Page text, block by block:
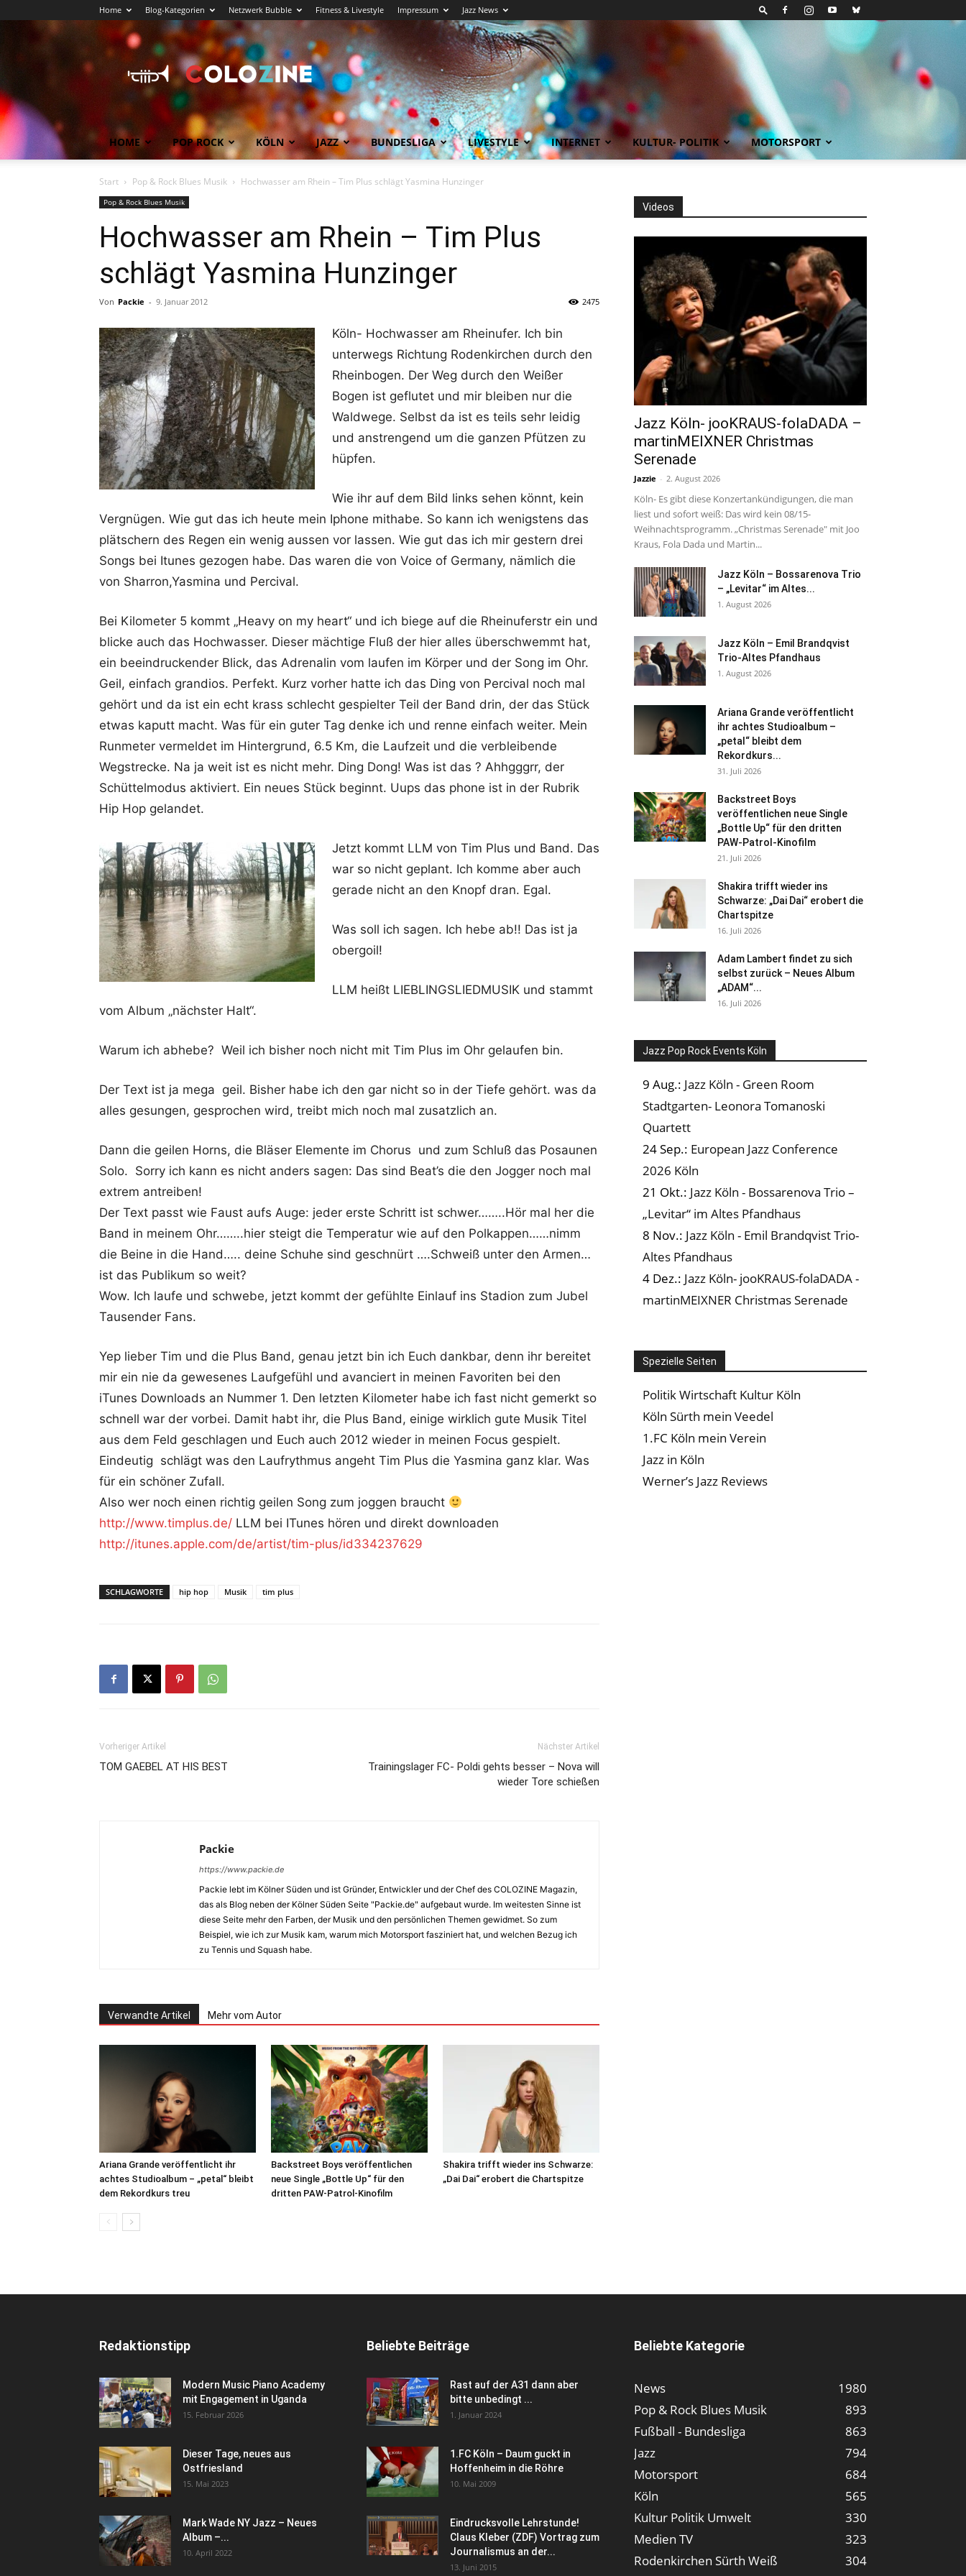
Home Blog-Kategorien Netzwerk Bubble Fitness & Livestyle Impressum Jazz News
Köln
News
COLOZINE
Magazin
HOME POP ROCK KÖLN JAZZ BUNDESLIGA LIVESTYLE INTERNET KULTUR- POLITIK MOTORSPORT
Start Pop & Rock Blues Musik Hochwasser am Rhein – Tim Plus schlägt Yasmina Hunzinger
Pop & Rock Blues Musik
Hochwasser am Rhein – Tim Plus
schlägt Yasmina Hunzinger
Von Packie - 9. Januar 2012 2475
Köln- Hochwasser am Rheinufer. Ich bin
unterwegs Richtung Rodenkirchen durch den
Rheinbogen. Der Weg durch den Weißer
Bogen ist geflutet und mir bleiben nur die
Waldwege. Selbst da ist es teils sehr leidig
und anstrengend um die ganzen Pfützen zu
hüpfen.
Wie ihr auf dem Bild links sehen könnt, kein
Vergnügen. Wie gut das ich heute mein Iphone mithabe. So kann ich wenigstens das
plätschern des Regen ein wenig aussen vor lassen. Wie gut das ich mir gestern drei
Songs bei Itunes gezogen habe. Das waren die von Voice of Germany, nämlich die
von Sharron,Yasmina und Percival.
Bei Kilometer 5 kommt „Heavy on my heart“ und ich biege auf die Rheinuferstr ein und
blicke auch das Hochwasser. Dieser mächtige Fluß der hier alles überschwemmt hat,
ein beeindruckender Blick, das Adrenalin vom laufen im Körper und der Song im Ohr.
Geil, einfach grandios. Perfekt. Kurz vorher hatte ich das Ding von Percival noch mal
gehört und da ist ein echt krass schlecht gespielter Teil der Band drin, der das Stück
etwas kaputt macht. Was für ein guter Tag denke ich und renne einfach weiter. Mein
Runmeter vermeldet im Hintergrund, 6.5 Km, die Laufzeit und die verbleibende
Wegstrecke. Na ja weit ist es nicht mehr. Ding Dong! Was ist das ? Ahhgggrr, der
Schüttelmodus aktiviert. Ein neues Stück beginnt. Uups das phone ist in der Rubrik
Hip Hop gelandet.
Jetzt kommt LLM von Tim Plus und Band. Das
war so nicht geplant. Ich komme aber auch
gerade nicht an den Knopf dran. Egal.
Was soll ich sagen. Ich hebe ab!! Das ist ja
obergoil!
LLM heißt LIEBLINGSLIEDMUSIK und stammt
vom Album „nächster Halt“.
Warum ich abhebe? Weil ich bisher noch nicht mit Tim Plus im Ohr gelaufen bin.
Der Text ist ja mega geil. Bisher habe ich den gar nicht so in der Tiefe gehört. was da
alles gesungen, gesprochen wird, treibt mich noch mal zusatzlich an.
Dann die geilen Horns, die Bläser Elemente im Chorus und zum Schluß das Posaunen
Solo. Sorry ich kann es nicht anders sagen: Das sind Beat’s die den Jogger noch mal
extrem antreiben!
Der Text passt wie Faust aufs Auge: jeder erste Schritt ist schwer……..Hör mal her die
Band in meinem Ohr……..hier steigt die Temperatur wie auf den Polkappen……nimm
die Beine in die Hand….. deine Schuhe sind geschnürt ….Schweiß unter den Armen…
ist das Publikum so weit?
Wow. Ich laufe und schwebe, jetzt kommt der gefühlte Einlauf ins Stadion zum Jubel
Tausender Fans.
Yep lieber Tim und die Plus Band, genau jetzt bin ich Euch dankbar, denn ihr bereitet
mir ein nie da gewesenes Laufgefühl und avanciert in meinen Favoriten bei den
iTunes Downloads an Nummer 1. Den letzten Kilometer habe ich fast nicht gemerkt so
schnell war der vorbei. Damit habt ihr, die Plus Band, einige wirklich gute Musik Titel
aus dem Feld geschlagen und Euch auch 2012 wieder in meinen Focus gespielt.
Eindeutig schlägt was den Laufrythmus angeht Tim Plus die Yasmina ganz klar. Was
für ein schöner Zufall.
Also wer noch einen richtig geilen Song zum joggen braucht
http://www.timplus.de/ LLM bei ITunes hören und direkt downloaden
http://itunes.apple.com/de/artist/tim-plus/id334237629
SCHLAGWORTE hip hop Musik tim plus
Vorheriger Artikel
TOM GAEBEL AT HIS BEST
Nächster Artikel
Trainingslager FC- Poldi gehts besser – Nova will
wieder Tore schießen
Packie
https://www.packie.de
Packie lebt im Kölner Süden und ist Gründer, Entwickler und der Chef des COLOZINE Magazin,
das als Blog neben der Kölner Süden Seite "Packie.de" aufgebaut wurde. Im weitesten Sinne ist
diese Seite mehr den Farben, der Musik und den persönlichen Themen gewidmet. So zum
Beispiel, wie ich zur Musik kam, warum mich Motorsport fasziniert hat, und welchen Bezug ich
zu Tennis und Squash habe.
Verwandte Artikel Mehr vom Autor
Ariana Grande veröffentlicht ihr
achtes Studioalbum – „petal“ bleibt
dem Rekordkurs treu
Backstreet Boys veröffentlichen
neue Single „Bottle Up“ für den
dritten PAW-Patrol-Kinofilm
Shakira trifft wieder ins Schwarze:
„Dai Dai“ erobert die Chartspitze
Videos
Jazz Köln- jooKRAUS-folaDADA –
martinMEIXNER Christmas
Serenade
Jazzie - 2. August 2026
Köln- Es gibt diese Konzertankündigungen, die man
liest und sofort weiß: Das wird kein 08/15-
Weihnachtsprogramm. „Christmas Serenade" mit Joo
Kraus, Fola Dada und Martin...
Jazz Köln – Bossarenova Trio
– „Levitar“ im Altes...
1. August 2026
Jazz Köln – Emil Brandqvist
Trio-Altes Pfandhaus
1. August 2026
Ariana Grande veröffentlicht
ihr achtes Studioalbum –
„petal“ bleibt dem
Rekordkurs...
31. Juli 2026
Backstreet Boys
veröffentlichen neue Single
„Bottle Up“ für den dritten
PAW-Patrol-Kinofilm
21. Juli 2026
Shakira trifft wieder ins
Schwarze: „Dai Dai“ erobert die
Chartspitze
16. Juli 2026
Adam Lambert findet zu sich
selbst zurück – Neues Album
„ADAM“...
16. Juli 2026
Jazz Pop Rock Events Köln
9 Aug.: Jazz Köln - Green Room
Stadtgarten- Leonora Tomanoski
Quartett
24 Sep.: European Jazz Conference
2026 Köln
21 Okt.: Jazz Köln - Bossarenova Trio –
„Levitar“ im Altes Pfandhaus
8 Nov.: Jazz Köln - Emil Brandqvist Trio-
Altes Pfandhaus
4 Dez.: Jazz Köln- jooKRAUS-folaDADA -
martinMEIXNER Christmas Serenade
Spezielle Seiten
Politik Wirtschaft Kultur Köln
Köln Sürth mein Veedel
1.FC Köln mein Verein
Jazz in Köln
Werner’s Jazz Reviews
Redaktionstipp
Modern Music Piano Academy
mit Engagement in Uganda
15. Februar 2026
Dieser Tage, neues aus
Ostfriesland
15. Mai 2023
Mark Wade NY Jazz – Neues
Album –...
10. April 2022
Beliebte Beiträge
Rast auf der A31 dann aber
bitte unbedingt ...
1. Januar 2024
1.FC Köln – Daum guckt in
Hoffenheim in die Röhre
10. Mai 2009
Eindrucksvolle Lehrstunde!
Claus Kleber (ZDF) Vortrag zum
Journalismus an der...
13. Juni 2015
Beliebte Kategorie
News
1980
Pop & Rock Blues Musik
893
Fußball - Bundesliga
863
Jazz
794
Motorsport
684
Köln
565
Kultur Politik Umwelt
330
Medien TV
323
Rodenkirchen Sürth Weiß
304